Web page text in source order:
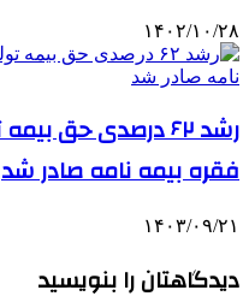
۱۴۰۲/۱۰/۲۸
فقره بیمه نامه صادر شد
۱۴۰۳/۰۹/۲۱
دیدگاهتان را بنویسید